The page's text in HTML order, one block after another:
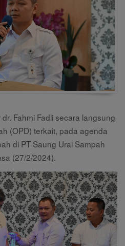
Fahmi Fadli secara langsung
(OPD) terkait, pada agenda
di PT Saung Urai Sampah
(27/2/2024).